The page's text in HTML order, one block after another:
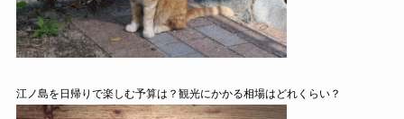
江ノ島を日帰りで楽しむ予算は？観光にかかる相場はどれくらい？